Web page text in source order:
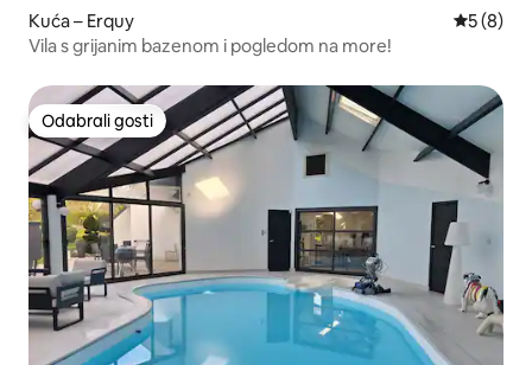
Kuća – Erquy
5 (8)
Vila s grijanim bazenom i pogledom na more!
Odabrali gosti
Odabrali gosti